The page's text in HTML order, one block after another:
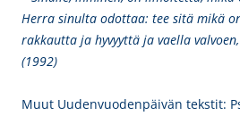
Herra sinulta odottaa: tee sitä mikä
rakkautta ja hyvyyttä ja vaella
(1992)
Muut Uudenvuodenpäivän tekstit: